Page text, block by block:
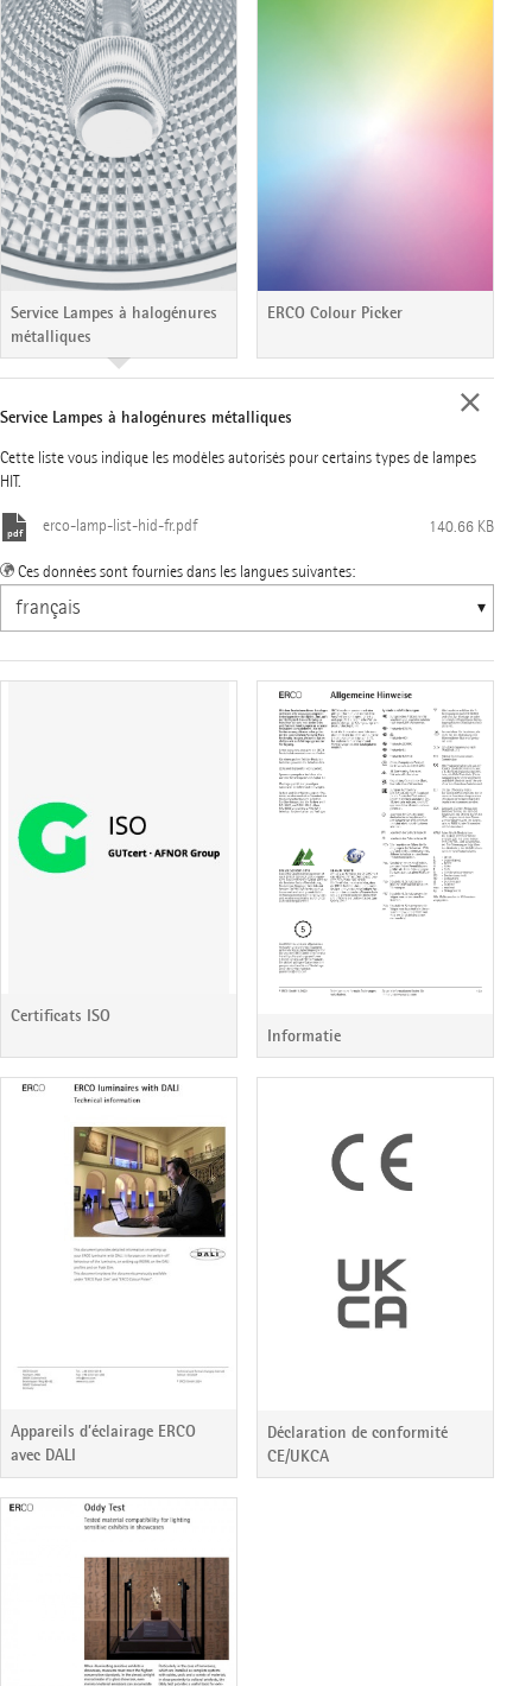
Service Lampes à halogénures
métalliques
Service Lampes à halogénures métalliques
Cette liste vous indique les modèles autorisés pour certains types de lampes
HIT.
erco-lamp-list-hid-fr.pdf 140.66 KB
Ces données sont fournies dans les langues suivantes:
ERCO Colour Picker
Certificats ISO
Informatie
Appareils d’éclairage ERCO
avec DALI
Déclaration de conformité
CE/UKCA